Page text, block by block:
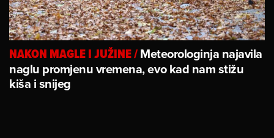
NAKON MAGLE I JUŽINE/Meteorologinja najavila
naglu promjenu vremena, evo kad nam stižu
kiša i snijeg